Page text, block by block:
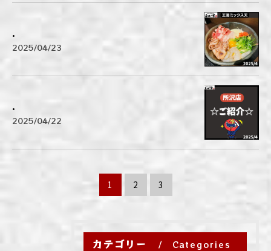
.
2025/04/23
.
2025/04/22
1 2 3
カテゴリー Categories